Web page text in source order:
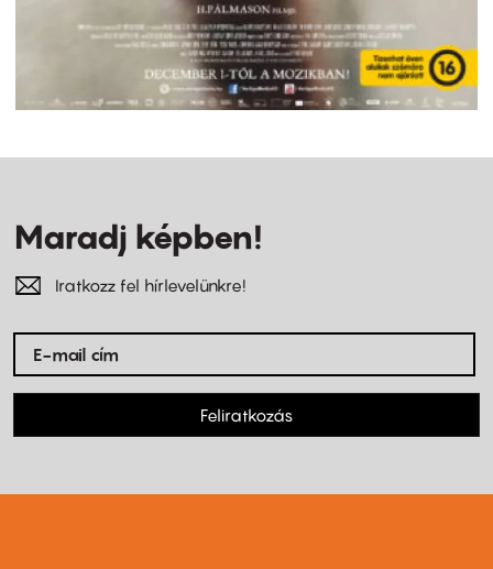
Maradj képben!
Iratkozz fel hírlevelünkre!
Feliratkozás